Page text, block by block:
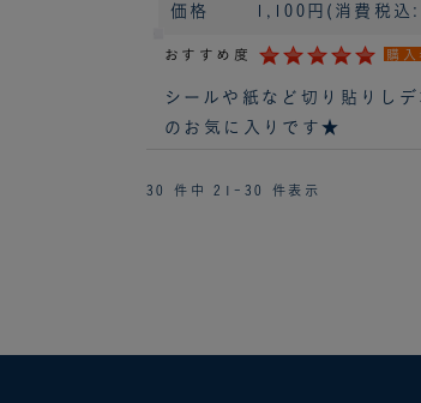
価格 1,100円 (消費税込
おすすめ度 購入
シールや紙など切り貼りし
のお気に入りです★
30 件中 21-30 件表示